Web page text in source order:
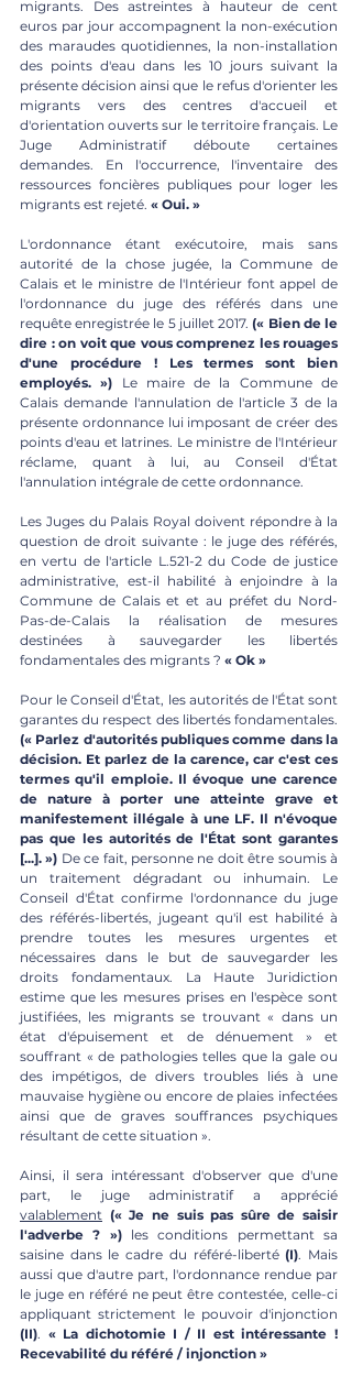
migrants. Des astreintes à hauteur de cent
euros par jour accompagnent la non-exécution
des maraudes quotidiennes, la non-installation
des points d'eau dans les 10 jours suivant la
présente décision ainsi que le refus d'orienter les
migrants vers des centres d'accueil et
d'orientation ouverts sur le territoire français. Le
Juge Administratif déboute certaines
demandes. En l'occurrence, l'inventaire des
ressources foncières publiques pour loger les
migrants est rejeté. « Oui. »
L'ordonnance étant exécutoire, mais sans
autorité de la chose jugée, la Commune de
Calais et le ministre de l'Intérieur font appel de
l'ordonnance du juge des référés dans une
requête enregistrée le 5 juillet 2017. (« Bien de le
dire : on voit que vous comprenez les rouages
d'une procédure ! Les termes sont bien
employés. ») Le maire de la Commune de
Calais demande l'annulation de l'article 3 de la
présente ordonnance lui imposant de créer des
points d'eau et latrines. Le ministre de l'Intérieur
réclame, quant à lui, au Conseil d'État
l'annulation intégrale de cette ordonnance.
Les Juges du Palais Royal doivent répondre à la
question de droit suivante : le juge des référés,
en vertu de l'article L.521-2 du Code de justice
administrative, est-il habilité à enjoindre à la
Commune de Calais et et au préfet du Nord-
Pas-de-Calais la réalisation de mesures
destinées à sauvegarder les libertés
fondamentales des migrants ? « Ok »
Pour le Conseil d'État, les autorités de l'État sont
(« Parlez d'autorités publiques comme dans la
décision. Et parlez de la carence, car c'est ces
termes qu'il emploie. Il évoque une carence
de nature à porter une atteinte grave et
manifestement illégale à une LF. Il n'évoque
pas que les autorités de l'État sont garantes
[...]. ») De ce fait, personne ne doit être soumis à
un traitement dégradant ou inhumain. Le
Conseil d'État confirme l'ordonnance du juge
des référés-libertés, jugeant qu'il est habilité à
prendre toutes les mesures urgentes et
nécessaires dans le but de sauvegarder les
droits fondamentaux. La Haute Juridiction
estime que les mesures prises en l'espèce sont
justifiées, les migrants se trouvant « dans un
état d'épuisement et de dénuement » et
souffrant « de pathologies telles que la gale ou
des impétigos, de divers troubles liés à une
mauvaise hygiène ou encore de plaies infectées
ainsi que de graves souffrances psychiques
résultant de cette situation ».
Ainsi, il sera intéressant d'observer que d'une
valablement (« Je ne suis pas sûre de saisir
l'adverbe ? ») les conditions permettant sa
saisine dans le cadre du référé-liberté (I). Mais
aussi que d'autre part, l'ordonnance rendue par
le juge en référé ne peut être contestée, celle-ci
(II). « La dichotomie I / II est intéressante !
Recevabilité du référé / injonction »